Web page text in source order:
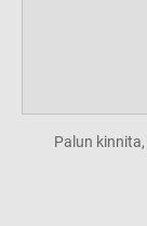
Palun